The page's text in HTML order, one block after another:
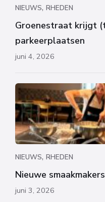
NIEUWS, RHEDEN
Groenestraat krijgt
parkeerplaatsen
juni 4, 2026
NIEUWS, RHEDEN
Nieuwe
juni 3, 2026